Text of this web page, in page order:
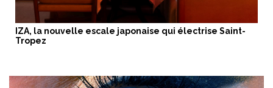
IZA, la nouvelle escale japonaise qui électrise Saint-
Tropez